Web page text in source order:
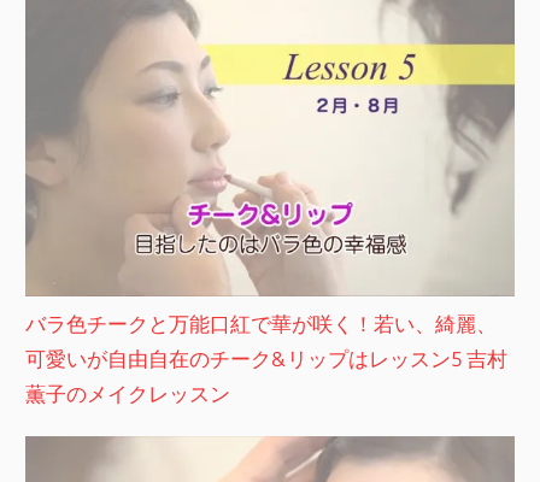
バラ色チークと万能口紅で華が咲く！若い、綺麗、
可愛いが自由自在のチーク&リップはレッスン5 吉村
薫子のメイクレッスン